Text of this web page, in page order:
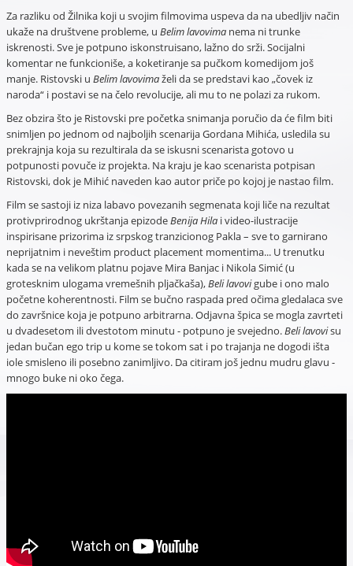
Za razliku od Žilnika koji u svojim filmovima uspeva da na ubedljiv način
ukaže na društvene probleme, u Belim lavovimanema ni trunke
iskrenosti. Sve je potpuno iskonstruisano, lažno do srži. Socijalni
komentar ne funkcioniše, a koketiranje sa pučkom komedijom još
manje. Ristovski u Belim lavovimaželi da se predstavi kao „čovek iz
naroda“ i postavi se na čelo revolucije, ali mu to ne polazi za rukom.
Bez obzira što je Ristovski pre početka snimanja poručio da će film biti
snimljen po jednom od najboljih scenarija Gordana Mihića, usledila su
prekrajnja koja su rezultirala da se iskusni scenarista gotovo u
potpunosti povuče iz projekta. Na kraju je kao scenarista potpisan
Ristovski, dok je Mihić naveden kao autor priče po kojoj je nastao film.
Film se sastoji iz niza labavo povezanih segmenata koji liče na rezultat
protivprirodnog ukrštanja epizodeBenija Hilai video-ilustracije
inspirisane prizorima iz srpskog tranzicionog Pakla – sve to garnirano
neprijatnim i neveštim product placement momentima... U trenutku
kada se na velikom platnu pojave Mira Banjac i Nikola Simić (u
grotesknim ulogama vremešnih pljačkaša),Beli lavovigube i ono malo
početne koherentnosti. Film se bučno raspada pred očima gledalaca sve
do završnice koja je potpuno arbitrarna. Odjavna špica se mogla zavrteti
u dvadesetom ili dvestotom minutu - potpuno je svejedno.Beli lavovisu
jedan bučan ego trip u kome se tokom sat i po trajanja ne dogodi išta
iole smisleno ili posebno zanimljivo. Da citiram još jednu mudru glavu -
mnogo buke ni oko čega.